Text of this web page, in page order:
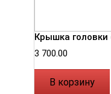
Крышка
3 700.00
В корзину